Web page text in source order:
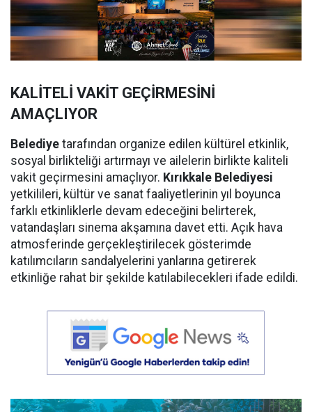
KALİTELİ VAKİT GEÇİRMESİNİ
AMAÇLIYOR
Belediye tarafından organize edilen kültürel etkinlik,
sosyal birlikteliği artırmayı ve ailelerin birlikte kaliteli
vakit geçirmesini amaçlıyor. Kırıkkale Belediyesi
yetkilileri, kültür ve sanat faaliyetlerinin yıl boyunca
farklı etkinliklerle devam edeceğini belirterek,
vatandaşları sinema akşamına davet etti. Açık hava
atmosferinde gerçekleştirilecek gösterimde
katılımcıların sandalyelerini yanlarına getirerek
etkinliğe rahat bir şekilde katılabilecekleri ifade edildi.